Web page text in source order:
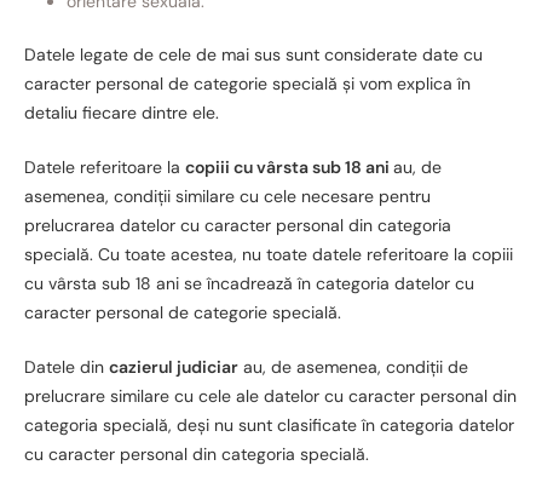
Datele legate de cele de mai sus sunt considerate date cu
caracter personal de categorie specială și vom explica în
detaliu fiecare dintre ele.
Datele referitoare la copiii cu vârsta sub 18 ani au, de
asemenea, condiții similare cu cele necesare pentru
prelucrarea datelor cu caracter personal din categoria
specială. Cu toate acestea, nu toate datele referitoare la copiii
cu vârsta sub 18 ani se încadrează în categoria datelor cu
caracter personal de categorie specială.
Datele din cazierul judiciar au, de asemenea, condiții de
prelucrare similare cu cele ale datelor cu caracter personal din
categoria specială, deși nu sunt clasificate în categoria datelor
cu caracter personal din categoria specială.